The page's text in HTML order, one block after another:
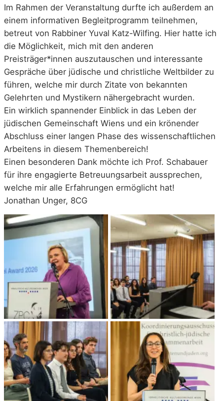
Im Rahmen der Veranstaltung durfte ich außerdem an
einem informativen Begleitprogramm teilnehmen,
betreut von Rabbiner Yuval Katz-Wilfing. Hier hatte ich
die Möglichkeit, mich mit den anderen
Preisträger*innen auszutauschen und interessante
Gespräche über jüdische und christliche Weltbilder zu
führen, welche mir durch Zitate von bekannten
Gelehrten und Mystikern nähergebracht wurden.
Ein wirklich spannender Einblick in das Leben der
jüdischen Gemeinschaft Wiens und ein krönender
Abschluss einer langen Phase des wissenschaftlichen
Arbeitens in diesem Themenbereich!
Einen besonderen Dank möchte ich Prof. Schabauer
für ihre engagierte Betreuungsarbeit aussprechen,
welche mir alle Erfahrungen ermöglicht hat!
Jonathan Unger, 8CG